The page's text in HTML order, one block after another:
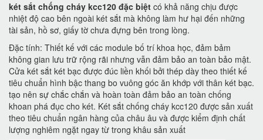
két sắt chống cháy kcc120 đặc biệt có khả năng chịu được
nhiệt độ cao bên ngoài két sắt mà không làm hư hại đến những
tài sản, hồ sơ, giấy tờ chưa đựng bên trong lòng.
Đặc tính: Thiết kế với các module bố trí khoa học, đảm bảm
không gian lưu trữ rộng rãi nhưng vẫn đảm bảo an toàn bảo mật.
Cửa két sắt két bạc được đúc liền khối bởi thép dày theo thiết kế
tiêu chuẩn hình bậc thang bo vuông góc ăn khớp với thân két bạc.
tạo nên sự chắc chắn và hoàn toàn đảm bảo an toàn chống
khoan phá đục cho két. Két sắt chống cháy kcc120 được sản xuất
theo tiêu chuẩn ngân hàng của châu âu và được kiểm định chất
lượng nghiêm ngặt ngay từ trong khâu sản xuất